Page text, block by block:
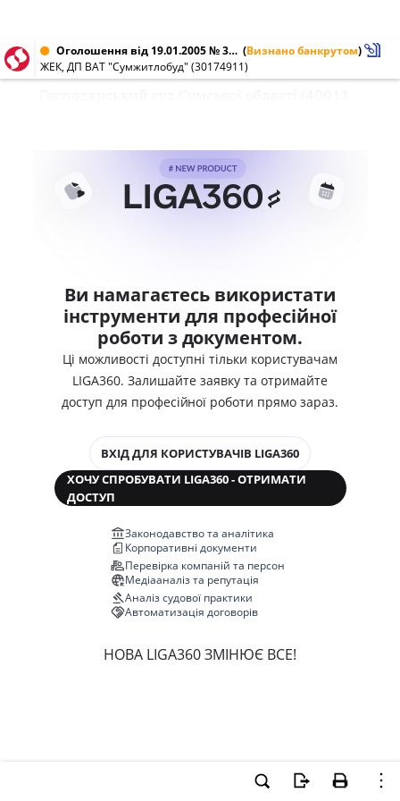
Оголошення від 19.01.2005 № 30174911 (Визнано банкрутом)
ЖЕК, ДП ВАТ "Сумжитлобуд" (30174911)
Ви намагаєтесь використати
інструменти для професійної
роботи з документом.
Ці можливості доступні тільки користувачам
LIGA360. Залишайте заявку та отримайте
доступ для професійної роботи прямо зараз.
ВХІД ДЛЯ КОРИСТУВАЧІВ LIGA360
ХОЧУ СПРОБУВАТИ LIGA360 - ОТРИМАТИ
ДОСТУП
Законодавство та аналітика
Корпоративні документи
Перевірка компаній та персон
Медіааналіз та репутація
Аналіз судової практики
Автоматизація договорів
НОВА LIGA360 ЗМІНЮЄ ВСЕ!